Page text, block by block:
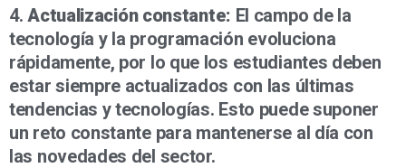
4. Actualización constante: El campo de la
tecnología y la programación evoluciona
rápidamente, por lo que los estudiantes deben
estar siempre actualizados con las últimas
tendencias y tecnologías. Esto puede suponer
un reto constante para mantenerse al día con
las novedades del sector.